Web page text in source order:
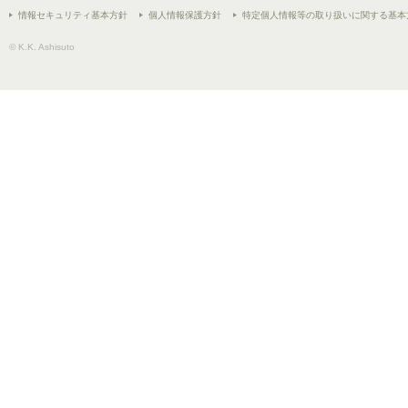
情報セキュリティ基本方針 個人情報保護方針 特定個人情報等の取り扱いに関する基本
© K.K. Ashisuto